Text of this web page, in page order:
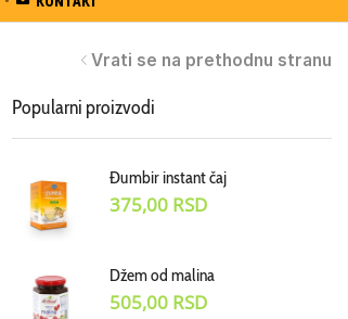
Vrati se na prethodnu stranu
Popularni proizvodi
Đumbir instant čaj
375,00 RSD
Džem od malina
505,00 RSD